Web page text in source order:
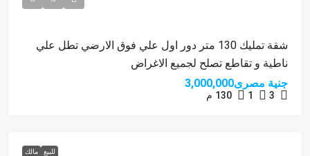
شقة تمليك 130 متر دور اول علي فوق الارضي تطل علي
ناطية و تقاطع تصلح لجميع الاغراض
جنية مصرى3,000,000
3
1
130 م
للبيع مالك